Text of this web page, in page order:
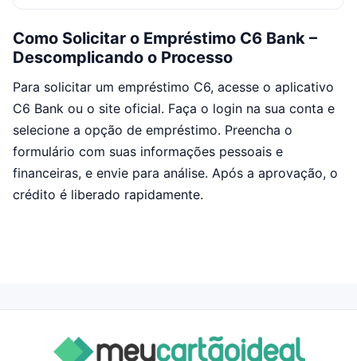
Como Solicitar o Empréstimo C6 Bank –
Descomplicando o Processo
Para solicitar um empréstimo C6, acesse o aplicativo
C6 Bank ou o site oficial. Faça o login na sua conta e
selecione a opção de empréstimo. Preencha o
formulário com suas informações pessoais e
financeiras, e envie para análise. Após a aprovação, o
crédito é liberado rapidamente.